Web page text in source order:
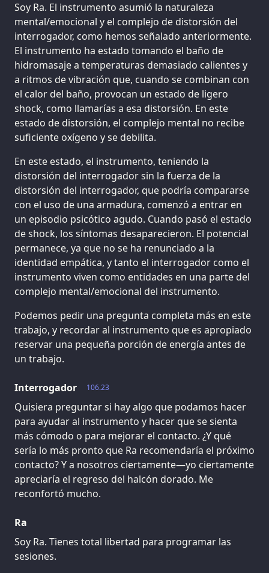
Soy Ra. El instrumento asumió la naturaleza
mental/emocional y el complejo de distorsión del
interrogador, como hemos señalado anteriormente.
El instrumento ha estado tomando el baño de
hidromasaje a temperaturas demasiado calientes y
a ritmos de vibración que, cuando se combinan con
el calor del baño, provocan un estado de ligero
shock, como llamarías a esa distorsión. En este
estado de distorsión, el complejo mental no recibe
suficiente oxígeno y se debilita.
En este estado, el instrumento, teniendo la
distorsión del interrogador sin la fuerza de la
distorsión del interrogador, que podría compararse
con el uso de una armadura, comenzó a entrar en
un episodio psicótico agudo. Cuando pasó el estado
de shock, los síntomas desaparecieron. El potencial
permanece, ya que no se ha renunciado a la
identidad empática, y tanto el interrogador como el
instrumento viven como entidades en una parte del
complejo mental/emocional del instrumento.
Podemos pedir una pregunta completa más en este
trabajo, y recordar al instrumento que es apropiado
reservar una pequeña porción de energía antes de
un trabajo.
106.23
Interrogador
Quisiera preguntar si hay algo que podamos hacer
para ayudar al instrumento y hacer que se sienta
más cómodo o para mejorar el contacto. ¿Y qué
sería lo más pronto que Ra recomendaría el próximo
contacto? Y a nosotros ciertamente—yo ciertamente
apreciaría el regreso del halcón dorado. Me
reconfortó mucho.
Ra
Soy Ra. Tienes total libertad para programar las
sesiones.